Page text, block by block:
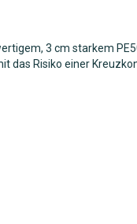
3 cm starkem
Risiko einer